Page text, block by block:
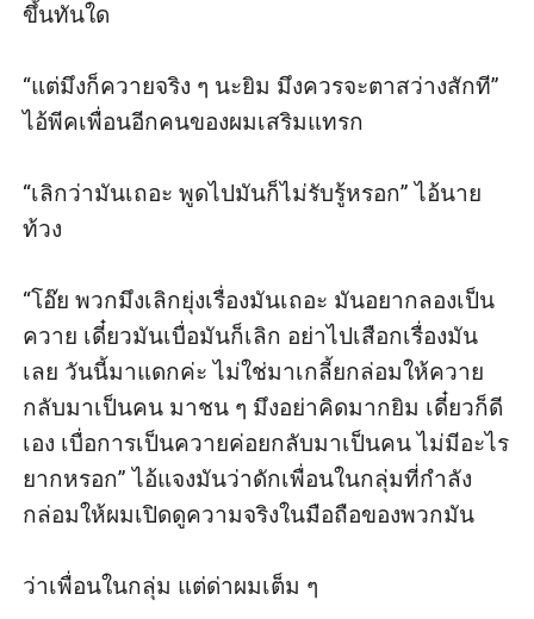
ขึ้นทันใด
“แต่มึงก็ควายจริง ๆ นะยิม มึงควรจะตาสว่างสักที”
ไอ้พีคเพื่อนอีกคนของผมเสริมแทรก
“เลิกว่ามันเถอะ พูดไปมันก็ไม่รับรู้หรอก” ไอ้นาย
ท้วง
“โอ๊ย พวกมึงเลิกยุ่งเรื่องมันเถอะ มันอยากลองเป็น
ควาย เดี๋ยวมันเบื่อมันก็เลิก อย่าไปเสือกเรื่องมัน
เลย วันนี้มาแดกค่ะ ไม่ใช่มาเกลี้ยกล่อมให้ควาย
กลับมาเป็นคน มาชน ๆ มึงอย่าคิดมากยิม เดี๋ยวก็ดี
เอง เบื่อการเป็นควายค่อยกลับมาเป็นคน ไม่มีอะไร
ยากหรอก” ไอ้แจงมันว่าดักเพื่อนในกลุ่มที่กำลัง
กล่อมให้ผมเปิดดูความจริงในมือถือของพวกมัน
ว่าเพื่อนในกลุ่ม แต่ด่าผมเต็ม ๆ